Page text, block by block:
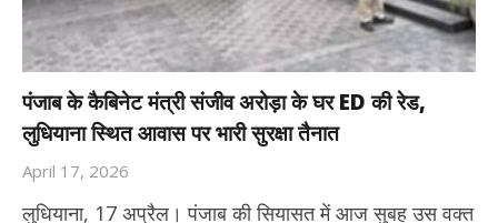
पंजाब के कैबिनेट मंत्री संजीव अरोड़ा के घर ED की रेड,
लुधियाना स्थित आवास पर भारी सुरक्षा तैनात
April 17, 2026
लुधियाना, 17 अप्रैल। पंजाब की सियासत में आज सुबह उस वक्त